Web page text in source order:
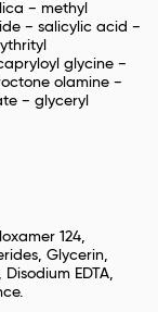
− methyl
− salicylic acid −
glycine −
olamine −
− glyceryl
124,
Glycerin,
EDTA,